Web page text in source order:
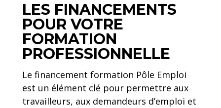
LES FINANCEMENTS
POUR VOTRE
FORMATION
PROFESSIONNELLE
Le financement formation Pôle Emploi
est un élément clé pour permettre aux
travailleurs, aux demandeurs d’emploi et